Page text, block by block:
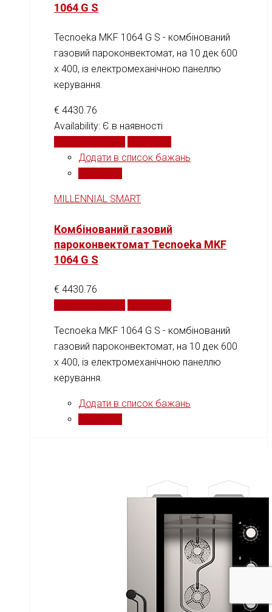
1064 G S
Tecnoeka MKF 1064 G S - комбінований
газовий пароконвектомат, на 10 дек 600
х 400, із електромеханічною панеллю
керування.
€ 4430.76
Availability: Є в наявності
Додати в список бажань
MILLENNIAL SMART
Комбінований газовий
пароконвектомат Tecnoeka MKF
1064 G S
€ 4430.76
Tecnoeka MKF 1064 G S - комбінований
газовий пароконвектомат, на 10 дек 600
х 400, із електромеханічною панеллю
керування.
Додати в список бажань